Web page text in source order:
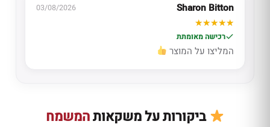
Sharon Bitton
03/08/2026
רכישה מאומתת
המליצו על המוצר
ביקורות על משקאותהמשמח